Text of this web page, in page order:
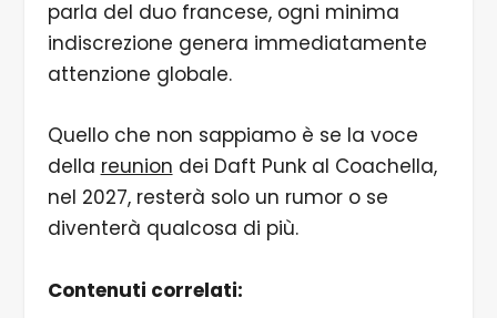
parla del duo francese, ogni minima
indiscrezione genera immediatamente
attenzione globale.
Quello che non sappiamo è se la voce
della reunion dei Daft Punk al Coachella,
nel 2027, resterà solo un rumor o se
diventerà qualcosa di più.
Contenuti correlati: